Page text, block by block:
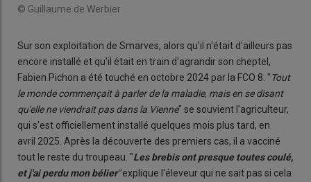
© Guillaume de Werbier
Sur son exploitation de Smarves, alors qu'il n'était d'ailleurs pas
encore installé et qu'il était en train d'agrandir son cheptel,
Fabien Pichon a été touché en octobre 2024 par la FCO 8. "Tout
le monde commençait à parler de la maladie, mais en se disant
qu'elle ne viendrait pas dans la Vienne" se souvient l'agriculteur,
qui s'est officiellement installé quelques mois plus tard, en
avril 2025. Après la découverte des premiers cas, il a vacciné
tout le reste du troupeau. "Les brebis ont presque toutes coulé,
et j'ai perdu mon bélier"explique l'éleveur qui ne sait pas si cela